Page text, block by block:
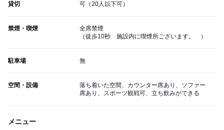
貸切 可（20人以下可）
禁煙・喫煙
全席禁煙
（徒歩10秒 施設内に喫煙所ございます。 ）
駐車場 無
空間・設備
落ち着いた空間、カウンター席あり、ソファー
席あり、スポーツ観戦可、立ち飲みができる
メニュー